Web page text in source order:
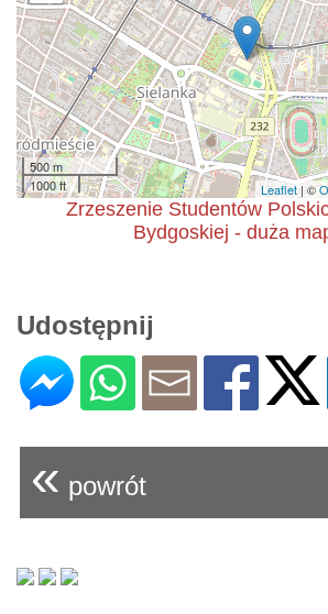
500 m
1000 ft
Leaflet| ©
Zrzeszenie Studentów
Bydgoskiej - duża
Udostępnij
« powrót